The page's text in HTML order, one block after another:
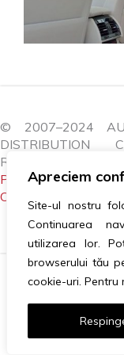
Apreciem
Site-ul nostru
Continuarea
utilizarea lor.
browserului tău
cookie-uri. Pentru
© 2007–2024
DISTRIBUTION
REZERVATE.
POLITICA
CONTACTEAZĂ-NE